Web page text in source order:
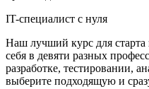
IT-специалист с нуля
Наш лучший курс для старта
себя в девяти разных
разработке, тестировании,
выберите подходящую и